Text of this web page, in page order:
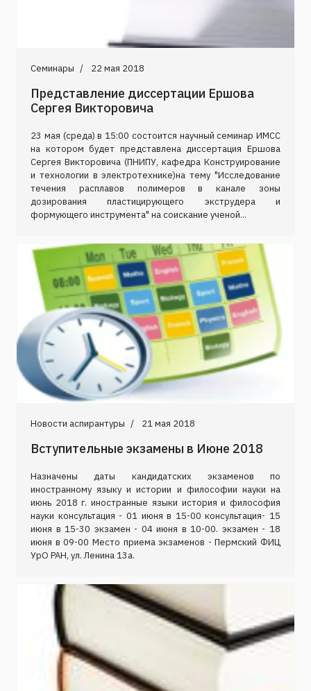
Семинары 22 мая 2018
Представление диссертации Ершова
Сергея Викторовича
23 мая (среда) в 15:00 состоится научный семинар ИМСС
на котором будет представлена диссертация Ершова
Сергея Викторовича (ПНИПУ, кафедра Конструирование
и технологии в электротехнике)на тему "Исследование
течения расплавов полимеров в канале зоны
дозирования пластицирующего экструдера и
формующего инструмента" на соискание ученой...
Новости аспирантуры 21 мая 2018
Вступительные экзамены в Июне 2018
Назначены даты кандидатских экзаменов по
иностранному языку и истории и философии науки на
июнь 2018 г. иностранные языки история и философия
науки консультация - 01 июня в 15-00 консультация- 15
июня в 15-30 экзамен - 04 июня в 10-00. экзамен - 18
июня в 09-00 Место приема экзаменов - Пермский ФИЦ
УрО РАН, ул. Ленина 13а.